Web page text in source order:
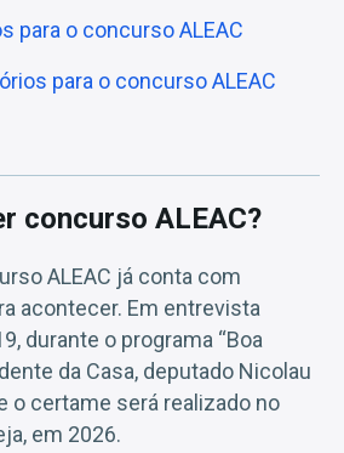
para o concurso ALEAC
para o concurso ALEAC
concurso ALEAC?
ALEAC já conta com
acontecer. Em entrevista
durante o programa “Boa
da Casa, deputado Nicolau
o certame será realizado no
em 2026.